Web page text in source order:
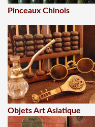
Pinceaux Chinois
Objets Art Asiatique